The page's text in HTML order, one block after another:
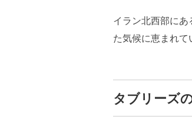
イラン北西部にあ
た気候に恵まれて
タブリーズ